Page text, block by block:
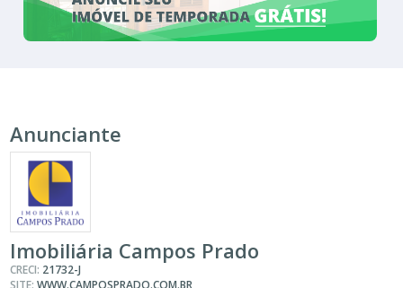
Anunciante
Imobiliária Campos Prado
CRECI: 21732-J
SITE:WWW.CAMPOSPRADO.COM.BR